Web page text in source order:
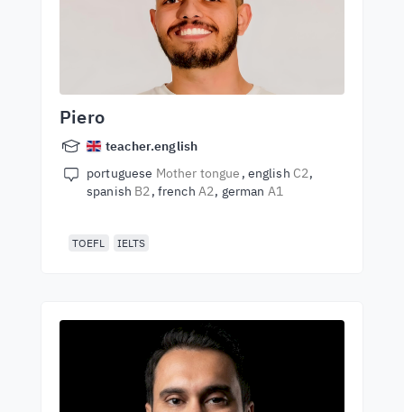
Piero
teacher.english
portuguese Mother tongue english C2
spanish B2 french A2 german A1
TOEFL IELTS